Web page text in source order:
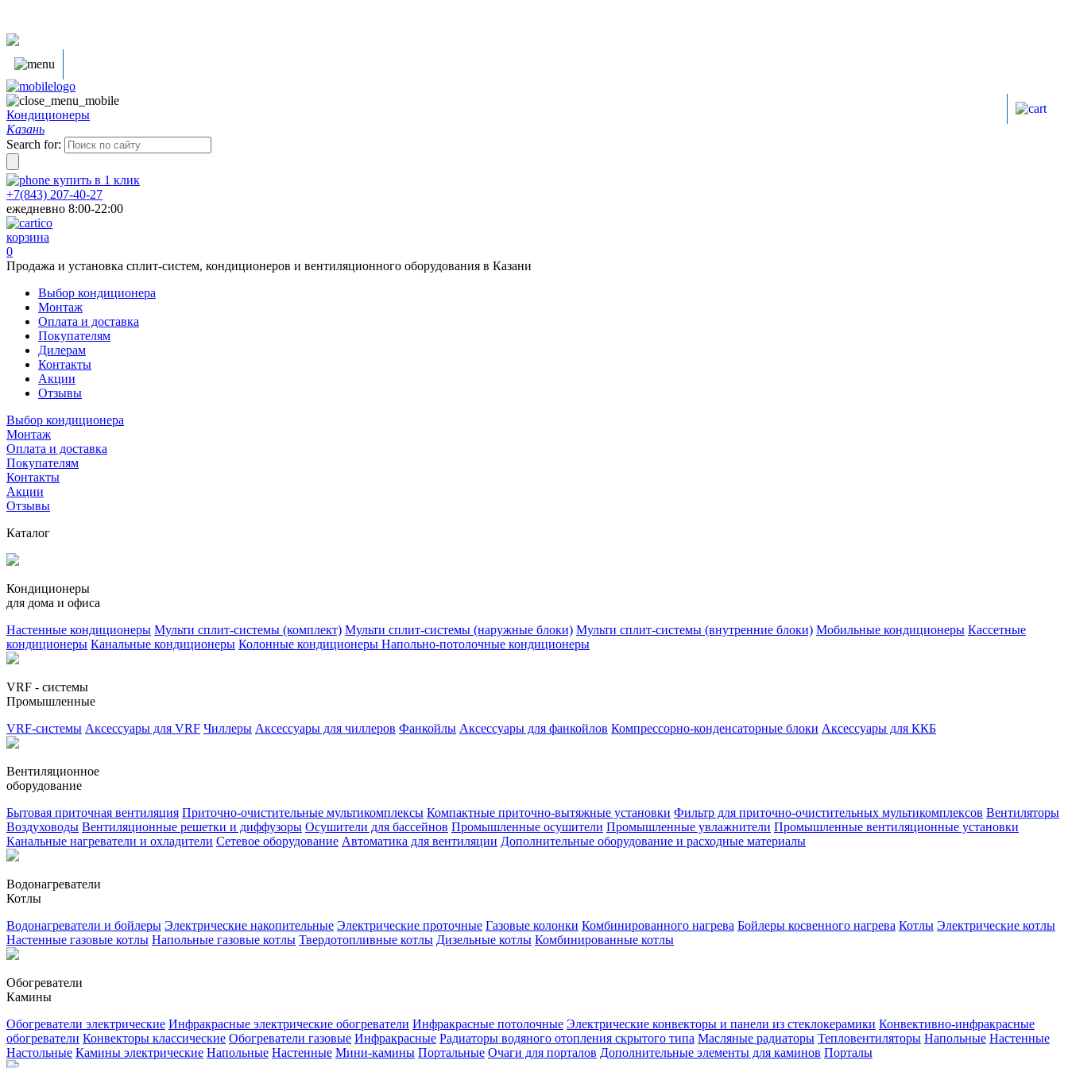
Кондиционеры
Казань
Search for:
купить в 1 клик
+7(843) 207-40-27
ежедневно 8:00-22:00
корзина
0
Продажа и установка сплит-систем, кондиционеров и вентиляционного оборудования в Казани
Выбор кондиционера
Монтаж
Оплата и доставка
Покупателям
Дилерам
Контакты
Акции
Отзывы
Выбор кондиционера
Монтаж
Оплата и доставка
Покупателям
Контакты
Акции
Отзывы
Каталог
Кондиционеры
для дома и офиса
Настенные кондиционеры Мульти сплит-системы (комплект) Мульти сплит-системы (наружные блоки) Мульти сплит-системы (внутренние блоки) Мобильные кондиционеры Кассетные
кондиционеры Канальные кондиционеры Колонные кондиционеры Напольно-потолочные кондиционеры
VRF - системы
Промышленные
VRF-системы Аксессуары для VRF Чиллеры Аксессуары для чиллеров Фанкойлы Аксессуары для фанкойлов Компрессорно-конденсаторные блоки Аксессуары для ККБ
Вентиляционное
оборудование
Бытовая приточная вентиляция Приточно-очистительные мультикомплексы Компактные приточно-вытяжные установки Фильтр для приточно-очистительных мультикомплексов Вентиляторы
Воздуховоды Вентиляционные решетки и диффузоры Осушители для бассейнов Промышленные осушители Промышленные увлажнители Промышленные вентиляционные установки
Канальные нагреватели и охладители Сетевое оборудование Автоматика для вентиляции Дополнительные оборудование и расходные материалы
Водонагреватели
Котлы
Водонагреватели и бойлеры Электрические накопительные Электрические проточные Газовые колонки Комбинированного нагрева Бойлеры косвенного нагрева Котлы Электрические котлы
Настенные газовые котлы Напольные газовые котлы Твердотопливные котлы Дизельные котлы Комбинированные котлы
Обогреватели
Камины
Обогреватели электрические Инфракрасные электрические обогреватели Инфракрасные потолочные Электрические конвекторы и панели из стеклокерамики Конвективно-инфракрасные
обогреватели Конвекторы классические Обогреватели газовые Инфракрасные Радиаторы водяного отопления скрытого типа Масляные радиаторы Тепловентиляторы Напольные Настенные
Настольные Камины электрические Напольные Настенные Мини-камины Портальные Очаги для порталов Дополнительные элементы для каминов Порталы